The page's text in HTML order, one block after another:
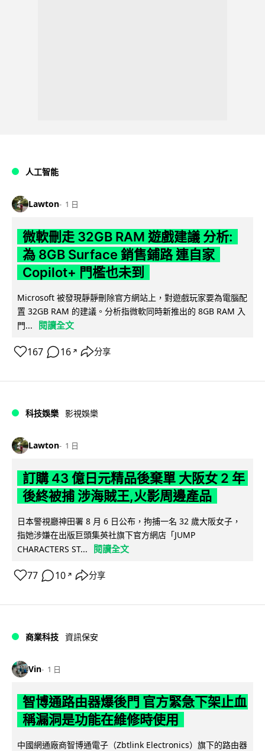
人工智能
Lawton 1 日
微軟刪走 32GB RAM 遊戲建議 分析:
為 8GB Surface 銷售鋪路 連自家
Copilot+ 門檻也未到
Microsoft 被發現靜靜刪除官方網站上，對遊戲玩家要為電腦配
置 32GB RAM 的建議。分析指微軟同時新推出的 8GB RAM 入
門...
閱讀全文
167 16 ↗ 分享
科技娛樂 影視娛樂
Lawton 1 日
訂購 43 億日元精品後棄單 大阪女 2 年
後終被捕 涉海賊王,火影周邊產品
日本警視廳神田署 8 月 6 日公布，拘捕一名 32 歲大阪女子，
指她涉嫌在出版巨頭集英社旗下官方網店「JUMP
CHARACTERS ST...
閱讀全文
77 10 ↗ 分享
商業科技 資訊保安
Vin 1 日
智博通路由器爆後門 官方緊急下架止血
稱漏洞是功能在維修時使用
中國網通廠商智博通電子（Zbtlink Electronics）旗下的路由器